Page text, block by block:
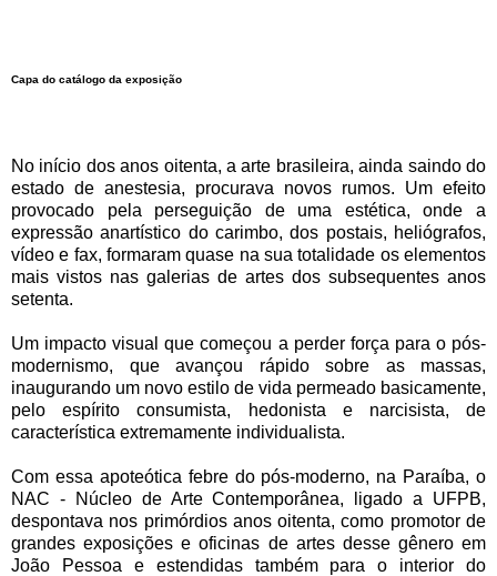
Capa do catálogo da exposição
No início dos anos oitenta, a arte brasileira, ainda saindo do
estado de anestesia, procurava novos rumos. Um efeito
provocado pela perseguição de uma estética, onde a
expressão anartístico do carimbo, dos postais, heliógrafos,
vídeo e fax, formaram quase na sua totalidade os elementos
mais vistos nas galerias de artes dos subsequentes anos
setenta.
Um impacto visual que começou a perder força para o pós-
modernismo, que avançou rápido sobre as massas,
inaugurando um novo estilo de vida permeado basicamente,
pelo espírito consumista, hedonista e narcisista, de
característica extremamente individualista.
Com essa apoteótica febre do pós-moderno, na Paraíba, o
NAC - Núcleo de Arte Contemporânea, ligado a UFPB,
despontava nos primórdios anos oitenta, como promotor de
grandes exposições e oficinas de artes desse gênero em
João Pessoa e estendidas também para o interior do